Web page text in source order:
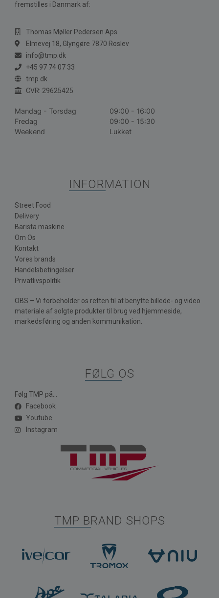
fremstilles i Danmark af:
Thomas Møller Pedersen Aps.
Elmevej 18, Glyngøre 7870 Roslev
info@tmp.dk
+45 97 74 07 33
tmp.dk
CVR: 29625425
Mandag - Torsdag
09:00 - 16:00
Fredag
09:00 - 15:30
Weekend
Lukket
INFORMATION
Street Food
Delivery
Barista maskine
Om Os
Kontakt
Vores brands
Handelsbetingelser
Privatlivspolitik
OBS – Vi forbeholder os retten til at benytte billede- og video
materiale af solgte produkter til brug ved hjemmeside,
markedsføring og anden kommunikation.
FØLG OS
Følg TMP på...
Facebook
Youtube
Instagram
TMP BRAND SHOPS